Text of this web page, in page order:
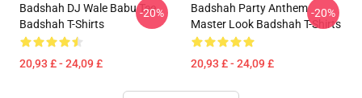
Badshah DJ Wale Babu Tee
Badshah T-Shirts
20,93 £ - 24,09 £
-20%
Badshah Party Anthem
Master Look Badshah T-Shirts
20,93 £ - 24,09 £
-20%